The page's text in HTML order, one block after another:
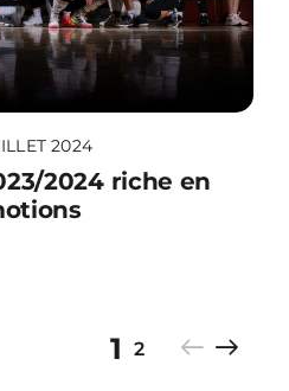
2024
2024 riche en
1 2